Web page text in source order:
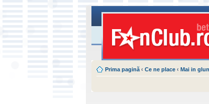
Prima pagină ‹ Ce ne place ‹ Mai in